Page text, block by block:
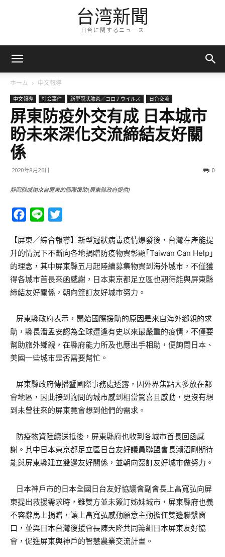
台湾新聞
日台に関するニュース
ホーム 中文報導
中文報導 社会事件 新型冠狀肺炎／コロナウイルス 日台交流
屏東防疫外交有成 日本城市
盼未來深化交流締結友好關
係
2020年8月26日 0
靜岡縣感謝來自屏東的國際援助(屏東縣政府提供)
Facebook
Line
【屏東／綜合報導】新型冠狀病毒疫情爆發後，台灣在產能提
升的情況下不斷向各地捐贈防疫物資彰顯｢Taiwan Can Help｣
的理念，其中屏東縣五月起陸續募集物資到海外城市，不僅獲
得各城市首長來函感謝，日本東京都足立區也期待能與屏東縣
締結友好關係，朝向簽訂友好城市努力。
屏東縣政府表示，開始國際援助的原因是來自海外鄉親的求
助，縣長潘孟安認為全球遭逢有史以來最嚴重的疫情，不僅要
幫助旅外鄉親，在縣府能力所及也應出手相助，便詢問日本、
美國一些城市是否需要幫忙。
屏東縣政府傳播暨國際事務處透露，因外界焦點大多放在都
會地區，因此接到詢問的城市感到相當驚喜且感動，更沒有想
到未曾往來的屏東竟會想到他們的需求。
防疫物資陸續送抵後，屏東縣府也收到各城市首長回函感
謝。其中日本東京都足立區日台友好議員聯盟會長瀨沼剛期待
能與屏東縣建立雙邊友好關係，並朝向簽訂友好城市做努力。
日本神戶市的日本全國日台友好協議會副會長上畠寬弘向屏
東提出救援需求時，雖雙方並未簽訂姊妹城市，屏東縣府也義
不容辭馬上捐贈，讓上畠寬弘感動願意主動擔任雙邊聯繫窗
口，並與日本台灣後援會長陳天隆共同籌組日本屏東友好協
會，促進屏東與神戶的智慧農業交流計畫。